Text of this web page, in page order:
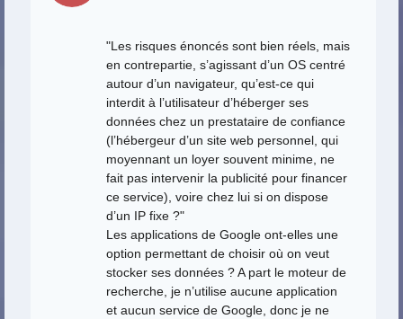
"Les risques énoncés sont bien réels, mais
en contrepartie, s’agissant d’un OS centré
autour d’un navigateur, qu’est-ce qui
interdit à l’utilisateur d’héberger ses
données chez un prestataire de confiance
(l’hébergeur d’un site web personnel, qui
moyennant un loyer souvent minime, ne
fait pas intervenir la publicité pour financer
ce service), voire chez lui si on dispose
d’un IP fixe ?"
Les applications de Google ont-elles une
option permettant de choisir où on veut
stocker ses données ? A part le moteur de
recherche, je n’utilise aucune application
et aucun service de Google, donc je ne